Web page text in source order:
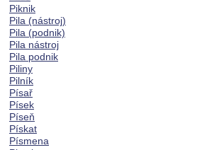
Piknik
Pila (nástroj)
Pila (podnik)
Pila nástroj
Pila podnik
Piliny
Pilník
Písař
Písek
Píseň
Pískat
Písmena